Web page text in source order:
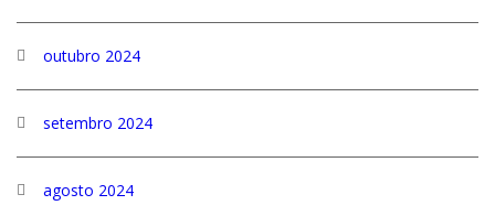
outubro 2024
setembro 2024
agosto 2024